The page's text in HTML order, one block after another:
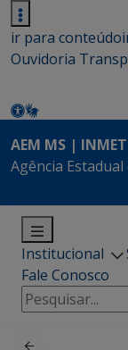
ir para conteúdo
Ouvidoria
AEM MS |
Agência
Institucional
Fale Conosco
Pesquisar
por: